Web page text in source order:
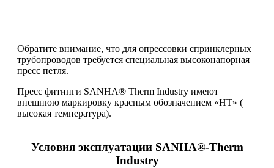
Обратите внимание, что для опрессовки спринклерных
трубопроводов требуется специальная высоконапорная
пресс петля.
Пресс фитинги SANHA® Therm Industry имеют
внешнюю маркировку красным обозначением «HT» (=
высокая температура).
Условия эксплуатации SANHA®‑Therm
Industry